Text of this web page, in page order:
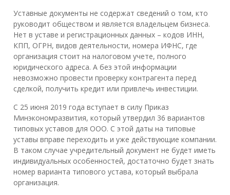
Уставные документы не содержат сведений о том, кто
руководит обществом и является владельцем бизнеса.
Нет в уставе и регистрационных данных – кодов ИНН,
КПП, ОГРН, видов деятельности, номера ИФНС, где
организация стоит на налоговом учете, полного
юридического адреса. А без этой информации
невозможно провести проверку контрагента перед
сделкой, получить кредит или привлечь инвестиции.
С 25 июня 2019 года вступает в силу Приказ
Минэкономразвития, который утвердил 36 вариантов
типовых уставов для ООО. С этой даты на типовые
уставы вправе переходить и уже действующие компании.
В таком случае учредительный документ не будет иметь
индивидуальных особенностей, достаточно будет знать
номер варианта типового устава, который выбрала
организация.